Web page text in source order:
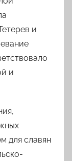
и
и
для славян